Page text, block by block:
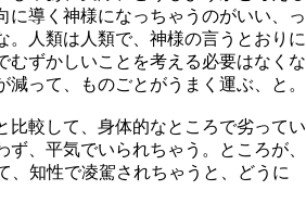
に導く神様になっちゃうのがいい、っ
。人類は人類で、神様の言うとおりに
むずかしいことを考える必要はなくな
減って、ものごとがうまく運ぶ、と。
較して、身体的なところで劣ってい
、平気でいられちゃう。ところが、
、知性で凌駕されちゃうと、どうに